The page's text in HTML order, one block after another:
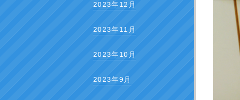
2023年12月
2023年11月
2023年10月
2023年9月